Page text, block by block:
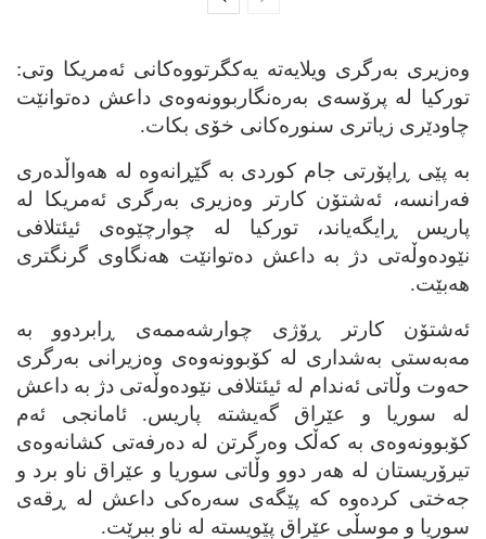
وه‌زیری به‌رگری ویلایه‌ته‌ یه‌کگرتووه‌کانی ئه‌مریکا وتی:
تورکیا له‌ پرۆسه‌ی به‌ره‌نگاربوونه‌وه‌ی داعش ده‌توانێت
چاودێری زیاتری سنوره‌کانی خۆی بکات.
به‌ پێی ڕاپۆرتی جام کوردی به‌ گێڕانه‌وه‌ له‌ هه‌واڵده‌ری
فه‌رانسه‌، ئه‌شتۆن کارتر وه‌زیری به‌رگری ئه‌مریکا له‌
پاریس ڕایگه‌یاند، تورکیا له‌ چوارچێوه‌ی ئیئتلافی
نێوده‌وڵه‌تی دژ به‌ داعش ده‌توانێت هه‌نگاوی گرنگتری
هه‌بێت.
ئه‌شتۆن کارتر ڕۆژی چوارشه‌ممه‌ی ڕابردوو به‌
مه‌به‌ستی به‌شداری له‌ کۆبوونه‌وه‌ی وه‌زیرانی به‌رگری
حه‌وت وڵاتی ئه‌ندام له‌ ئیئتلافی نێوده‌وڵه‌تی دژ به‌ داعش
له‌ سوریا و عێراق گه‌یشته‌ پاریس. ئامانجی ئه‌م
کۆبوونه‌وه‌ی به‌ که‌ڵک وه‌رگرتن له‌ ده‌رفه‌تی کشانه‌وه‌ی
تیرۆریستان له‌ هه‌ر دوو وڵاتی سوریا و عێراق ناو برد و
جه‌ختی کرده‌وه‌ که‌ پێگه‌ی سه‌ره‌کی داعش له‌ ڕقه‌ی
سوریا و موسڵی عێراق پێویسته‌ له‌ ناو ببرێت.